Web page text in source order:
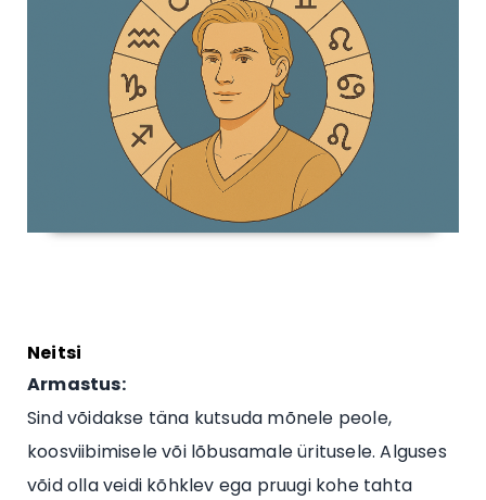
Neitsi
Armastus:
Sind võidakse täna kutsuda mõnele peole,
koosviibimisele või lõbusamale üritusele. Alguses
võid olla veidi kõhklev ega pruugi kohe tahta